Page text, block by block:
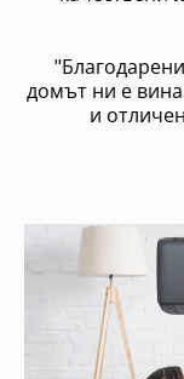
домът ни е
и